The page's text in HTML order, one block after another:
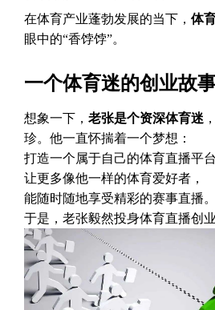
在体育产业蓬勃发展的当下， 体
眼中的“香饽饽”。
一个体育迷的创业故
想象一下， 老张是个资深体育迷
珍。他一直怀揣着一个梦想：
打造一个属于自己的体育直播平台
让更多像他一样的体育爱好者，
能随时随地享受精彩的赛事直播。
于是，老张毅然投身体育直播创业